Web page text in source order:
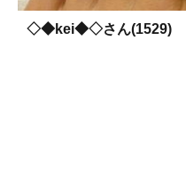
◇◆kei◆◇さん(1529)